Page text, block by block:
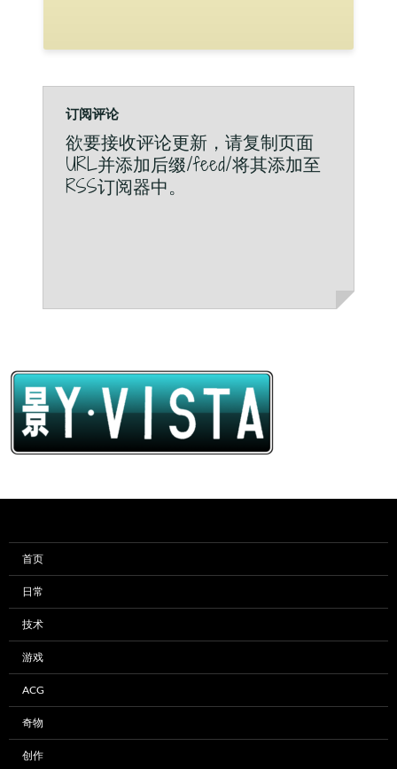
订阅评论
欲要接收评论更新，请复制页面
URL并添加后缀/feed/将其添加至
RSS订阅器中。
首页
日常
技术
游戏
ACG
奇物
创作